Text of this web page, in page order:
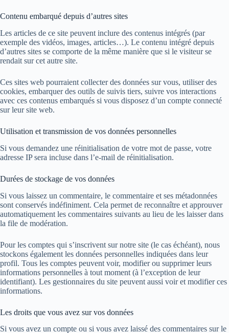
Contenu embarqué depuis d’autres sites
Les articles de ce site peuvent inclure des contenus intégrés (par
exemple des vidéos, images, articles…). Le contenu intégré depuis
d’autres sites se comporte de la même manière que si le visiteur se
rendait sur cet autre site.
Ces sites web pourraient collecter des données sur vous, utiliser des
cookies, embarquer des outils de suivis tiers, suivre vos interactions
avec ces contenus embarqués si vous disposez d’un compte connecté
sur leur site web.
Utilisation et transmission de vos données personnelles
Si vous demandez une réinitialisation de votre mot de passe, votre
adresse IP sera incluse dans l’e-mail de réinitialisation.
Durées de stockage de vos données
Si vous laissez un commentaire, le commentaire et ses métadonnées
sont conservés indéfiniment. Cela permet de reconnaître et approuver
automatiquement les commentaires suivants au lieu de les laisser dans
la file de modération.
Pour les comptes qui s’inscrivent sur notre site (le cas échéant), nous
stockons également les données personnelles indiquées dans leur
profil. Tous les comptes peuvent voir, modifier ou supprimer leurs
informations personnelles à tout moment (à l’exception de leur
identifiant). Les gestionnaires du site peuvent aussi voir et modifier ces
informations.
Les droits que vous avez sur vos données
Si vous avez un compte ou si vous avez laissé des commentaires sur le